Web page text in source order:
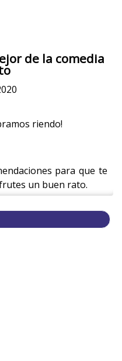
de la comedia
riendo!
para que te
un buen rato.
Gadsby: Douglasun